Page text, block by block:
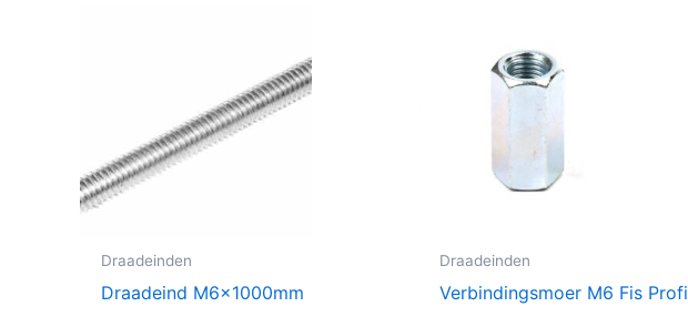
Draadeinden
Draadeind M6x1000mm
Draadeinden
Verbindingsmoer M6 Fis Profi